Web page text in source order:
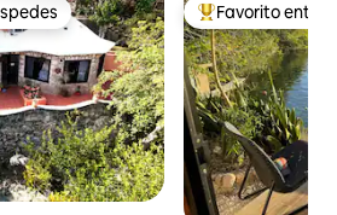
preferido Favorito entre
Favorito entre